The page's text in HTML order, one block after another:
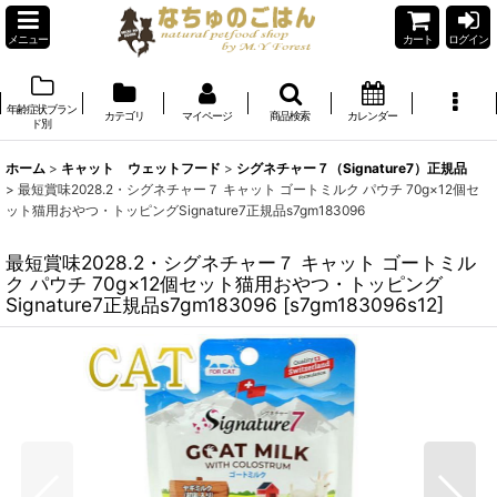
メニュー カート ログイン
年齢症状ブラン
ド別
カテゴリ マイページ 商品検索 カレンダー
ホーム > キャット ウェットフード > シグネチャー７（Signature7）正規品
> 最短賞味2028.2・シグネチャー７ キャット ゴートミルク パウチ 70g×12個セ
ット猫用おやつ・トッピングSignature7正規品s7gm183096
最短賞味2028.2・シグネチャー７ キャット ゴートミル
ク パウチ 70g×12個セット猫用おやつ・トッピング
Signature7正規品s7gm183096 [s7gm183096s12]